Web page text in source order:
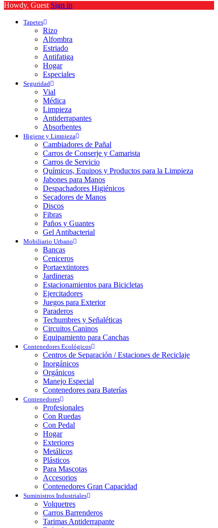
Howdy, Guest Sign in
Tapetes
Rizo
Alfombra
Estriado
Antifatiga
Hogar
Especiales
Seguridad
Vial
Médica
Limpieza
Antiderrapantes
Absorbentes
Higiene y Limpieza
Cambiadores de Pañal
Carros de Conserje y Camarista
Carros de Servicio
Químicos, Equipos y Productos para la Limpieza
Jabones para Manos
Despachadores Higiénicos
Secadores de Manos
Discos
Fibras
Paños y Guantes
Gel Antibacterial
Mobiliario Urbano
Bancas
Ceniceros
Portaextintores
Jardineras
Estacionamientos para Bicicletas
Ejercitadores
Juegos para Exterior
Paraderos
Techumbres y Señaléticas
Circuitos Caninos
Equipamiento para Canchas
Contenedores Ecológicos
Centros de Separación / Estaciones de Reciclaje
Inorgánicos
Orgánicos
Manejo Especial
Contenedores para Baterías
Contenedores
Profesionales
Con Ruedas
Con Pedal
Hogar
Exteriores
Metálicos
Plásticos
Para Mascotas
Accesorios
Contenedores Gran Capacidad
Suministros Industriales
Volquetres
Carros Barrenderos
Tarimas Antiderrapante